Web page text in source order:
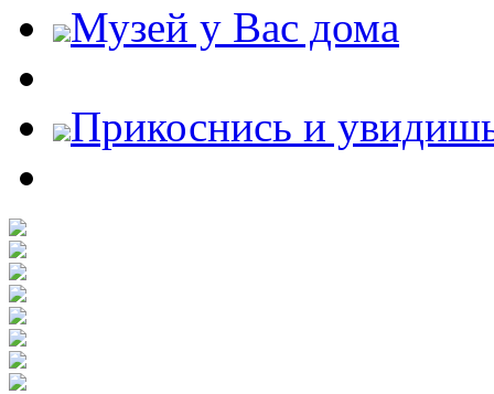
Музей у Вас дома
Прикоснись и